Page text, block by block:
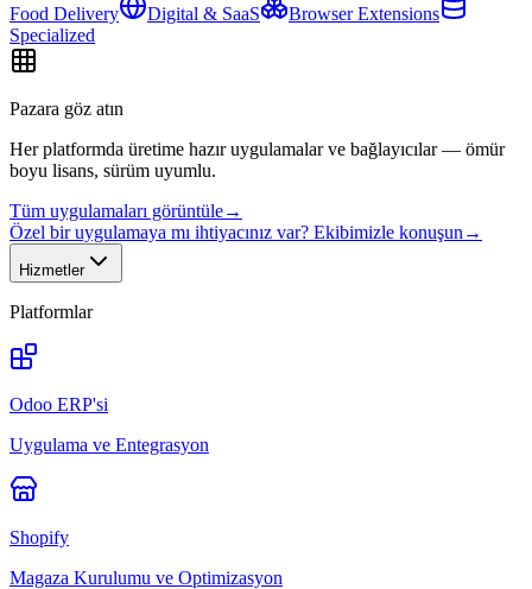
Food Delivery
Digital & SaaS
Browser Extensions
Specialized
Pazara göz atın
Her platformda üretime hazır uygulamalar ve bağlayıcılar — ömür
boyu lisans, sürüm uyumlu.
Tüm uygulamaları görüntüle→
Özel bir uygulamaya mı ihtiyacınız var? Ekibimizle konuşun →
Hizmetler
Platformlar
Odoo ERP'si
Uygulama ve Entegrasyon
Shopify
Magaza Kurulumu ve Optimizasyon